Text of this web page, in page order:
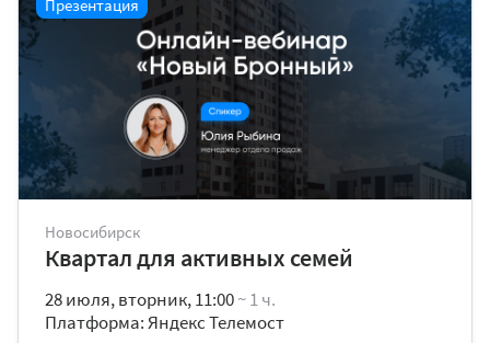
Презентация
Новосибирск
Квартал для активных семей
28 июля, вторник, 11:00~ 1 ч.
Платформа: Яндекс Телемост